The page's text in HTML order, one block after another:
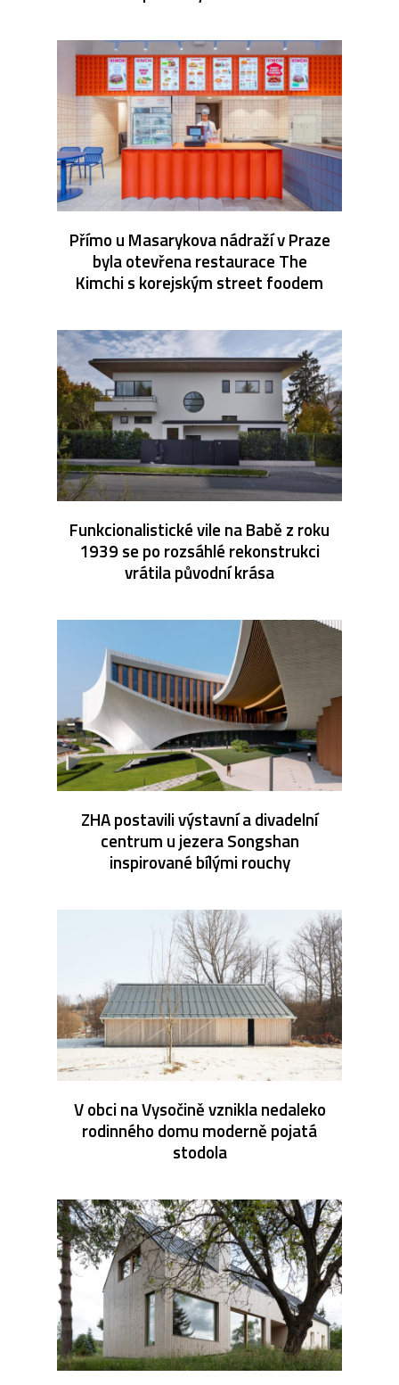
Přímo u Masarykova nádraží v Praze
byla otevřena restaurace The
Kimchi s korejským street foodem
Funkcionalistické vile na Babě z roku
1939 se po rozsáhlé rekonstrukci
vrátila původní krása
ZHA postavili výstavní a divadelní
centrum u jezera Songshan
inspirované bílými rouchy
V obci na Vysočině vznikla nedaleko
rodinného domu moderně pojatá
stodola